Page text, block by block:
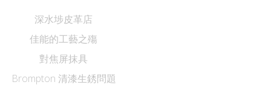
深水埗皮革店
佳能的工藝之殤
對焦屏抹具
Brompton 清漆生銹問題